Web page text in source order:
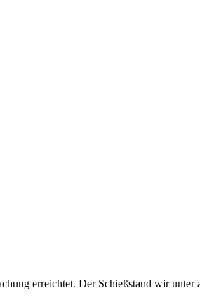
erreichtet. Der Schießstand wir unter